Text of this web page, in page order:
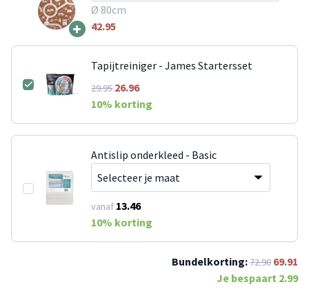
+
Ø 80cm
42.95
Tapijtreiniger - James Startersset
29.9526.96
10% korting
Antislip onderkleed - Basic
vanaf 13.46
10% korting
Bundelkorting:72.90 69.91
Je bespaart 2.99